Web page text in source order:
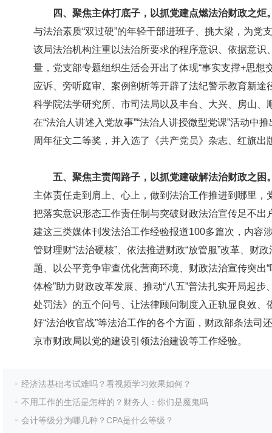
四、聚焦主体打底子，以抓党建点燃法治财政之炬
与法治素质“双过硬”的年轻干部进班子、挑大梁，为
该局法治机构注重以法治所要求的程序意识、依据意识
量，党支部专题组织生活会开出了体现“事实支撑+思
应诉、旁听庭审、案例剖析等开辟了法纪警示教育新
科学院法学研究所、市司法局以及丰台、大兴、房山
在“法治人讲述入党故事”“法治人讲授微型党课”活动中
周年征文二等奖，并入选了《共产党员》杂志、红旗出
五、聚焦主责闯路子，以抓党建破解法治财政之困
主体责任走到肩上、心上，做到法治工作推进到哪里
把落实意识形态工作责任制与突破财政法治宣传足不
建这三类媒体刊发法治工作经验报道100多篇次，内容
管财理财“法治硬核”、依法推进财政“放管服”改革、财
题、以公平竞争审查优化营商环境、财政法治宣传突出
体检”助力财政改革发展、推动“八五”普法扎实开局起
处罚法》的五个问号、让法律顾问制度入正轨显良效、
好“法治收官战”等法治工作的各个方面，财政部条法
京市财政局以党的建设引领法治建设等工作经验。
经济法基础考试难吗？看视频学习效果如何？
不用工作的生活是怎样的？财务人：你们是魔鬼吗
会计等级分为哪几种？CPA是什么等级？